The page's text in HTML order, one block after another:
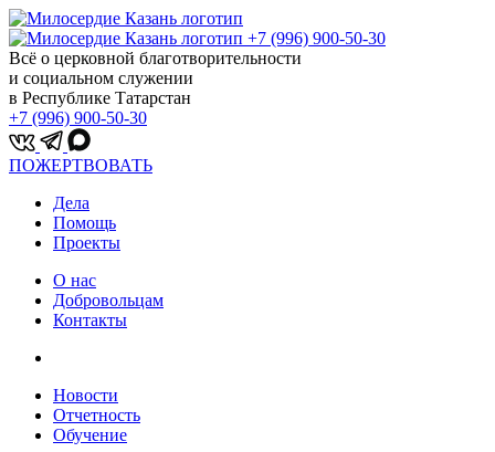
+7 (996) 900-50-30
Всё о церковной благотворительности
и социальном служении
в Республике Татарстан
+7 (996) 900-50-30
ПОЖЕРТВОВАТЬ
Дела
Помощь
Проекты
О нас
Добровольцам
Контакты
Новости
Отчетность
Обучение